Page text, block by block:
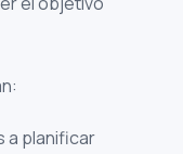
a planificar